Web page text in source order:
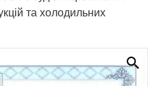
та холодильних